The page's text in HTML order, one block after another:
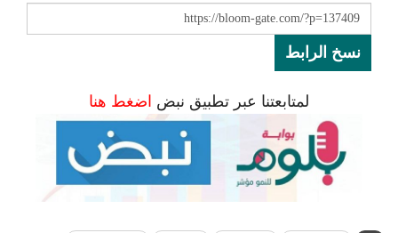
نسخ الرابط
لمتابعتنا عبر تطبيق نبض اضغط هنا